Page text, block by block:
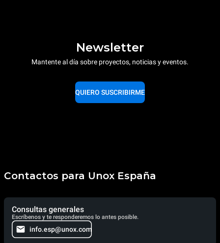
Newsletter
Mantente al día sobre proyectos, noticias y eventos.
QUIERO SUSCRIBIRME
Contactos para Unox España
Consultas generales
Escríbenos y te responderemos lo antes posible.
info.esp@unox.com